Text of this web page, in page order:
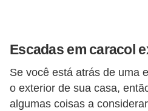
Escadas em caracol
Se você está atrás de uma
o exterior de sua casa,
algumas coisas a